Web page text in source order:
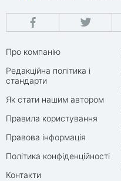
Про компанію
Редакційна політика і
стандарти
Як стати нашим автором
Правила користування
Правова інформація
Політика конфіденційності
Контакти